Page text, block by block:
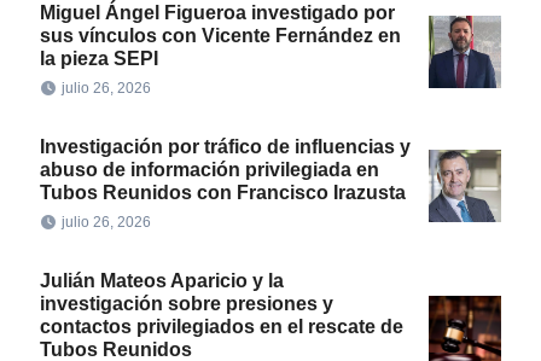
Miguel Ángel Figueroa investigado por
sus vínculos con Vicente Fernández en
la pieza SEPI
julio 26, 2026
Investigación por tráfico de influencias y
abuso de información privilegiada en
Tubos Reunidos con Francisco Irazusta
julio 26, 2026
Julián Mateos Aparicio y la
investigación sobre presiones y
contactos privilegiados en el rescate de
Tubos Reunidos